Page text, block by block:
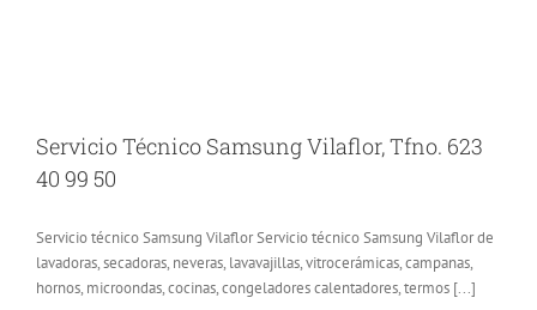
Servicio Técnico Samsung Vilaflor, Tfno. 623
40 99 50
Servicio técnico Samsung Vilaflor Servicio técnico Samsung Vilaflor de
lavadoras, secadoras, neveras, lavavajillas, vitrocerámicas, campanas,
hornos, microondas, cocinas, congeladores calentadores, termos [...]